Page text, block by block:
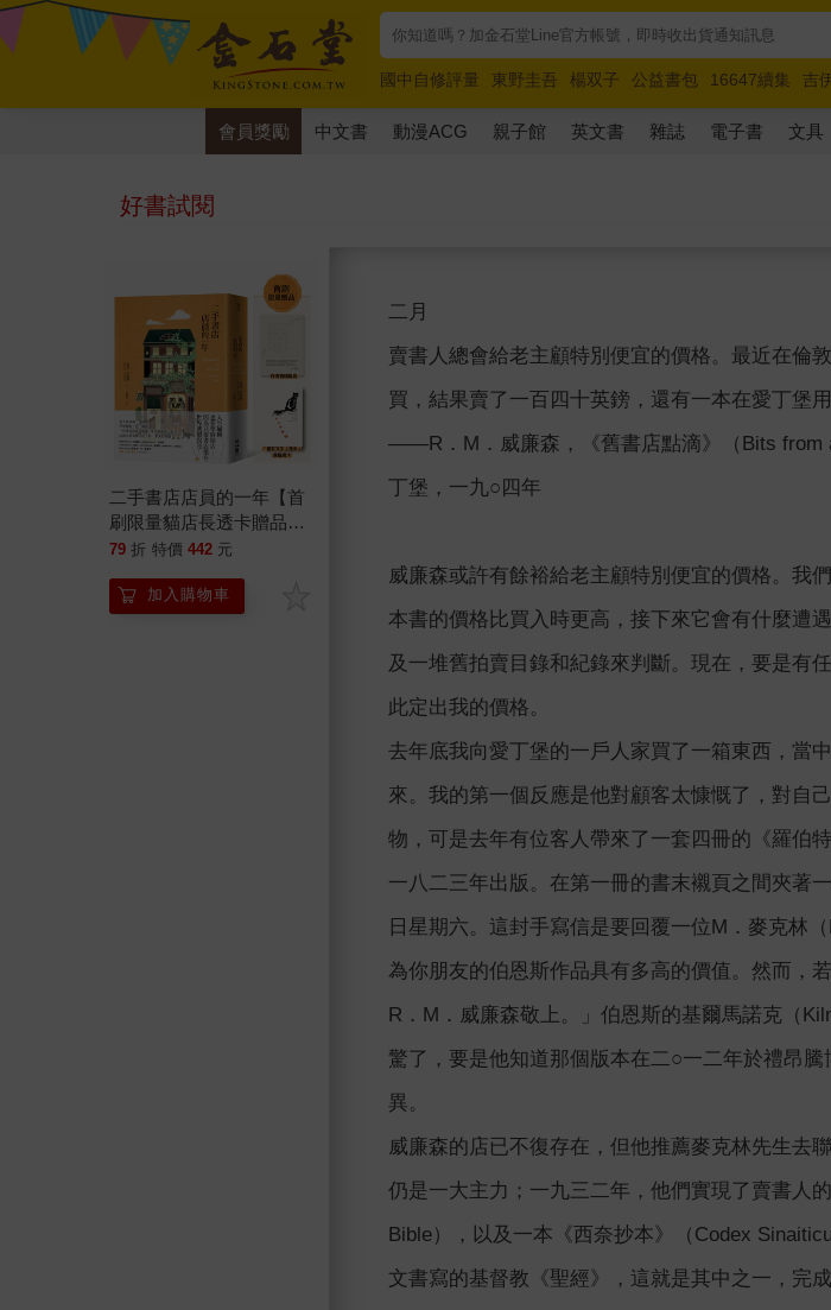
國中自修評量 東野圭吾 楊双子 公益書包 16647續集 吉
唯紅花綻放
奧德賽 路邊攤新作 馬斯克 玩具總動員5 超
會員獎勵 中文書 動漫ACG 親子館 英文書 雜誌 電子書 文具
好書試閱
二手書店店員的一年【首
刷限量貓店長透卡贈品
版】
79 折 特價 442 元
加入購物車
二月
賣書人總會給老主顧特別便宜的價格。最近在倫
買，結果賣了一百四十英鎊，還有一本在愛丁堡
――R．M．威廉森，《舊書店點滴》（Bits from
丁堡，一九○四年
威廉森或許有餘裕給老主顧特別便宜的價格。我
本書的價格比買入時更高，接下來它會有什麼遭
及一堆舊拍賣目錄和紀錄來判斷。現在，要是有
此定出我的價格。
去年底我向愛丁堡的一戶人家買了一箱東西，當
來。我的第一個反應是他對顧客太慷慨了，對自
物，可是去年有位客人帶來了一套四冊的《羅伯
一八二三年出版。在第一冊的書末襯頁之間夾著
日星期六。這封手寫信是要回覆一位M．麥克林
為你朋友的伯恩斯作品具有多高的價值。然而，
R．M．威廉森敬上。」伯恩斯的基爾馬諾克（
驚了，要是他知道那個版本在二○一二年於禮昂
異。
威廉森的店已不復存在，但他推薦麥克林先生去
仍是一大主力；一九三二年，他們實現了賣書人
Bible），以及一本《西奈抄本》（Codex
文書寫的基督教《聖經》，這就是其中之一，完